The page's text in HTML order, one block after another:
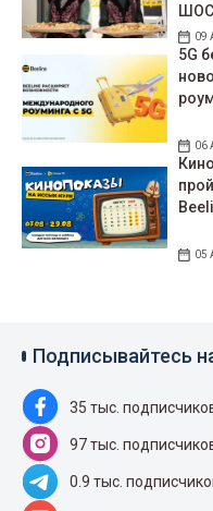
ШОС
09
5G
06
05
Подписывайтесь
35 тыс.
97 тыс.
0.9 тыс.